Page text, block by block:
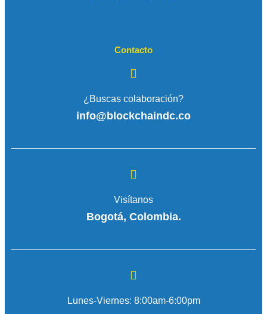
Contacto
¿Buscas colaboración?
info@blockchaindc.co
Visítanos
Bogotá, Colombia.
Lunes-Viernes: 8:00am-6:00pm